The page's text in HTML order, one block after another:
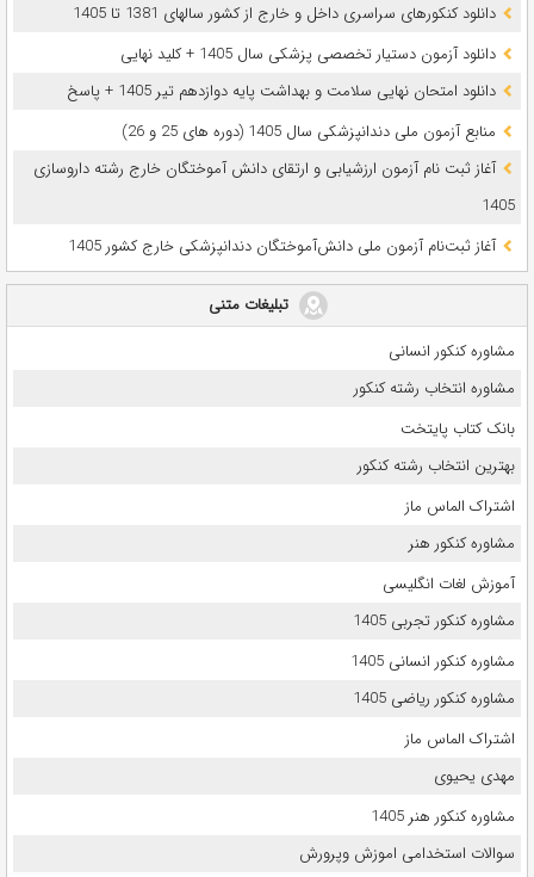
دانلود کنکورهای سراسری داخل و خارج از کشور سالهای 1381 تا 1405
دانلود آزمون دستیار تخصصی پزشکی سال 1405 + کلید نهایی
دانلود امتحان نهایی سلامت و بهداشت پایه دوازدهم تیر 1405 + پاسخ
ﻣﻨﺎﺑﻊ آزﻣﻮن ﻣﻠﯽ دندانپزشکی سال 1405 (دوره های 25 و 26)
آغاز ثبت نام آزمون‌ ارزشیابی و ارتقای دانش آموختگان خارج رشته داروسازی
1405
آغاز ثبت‌نام آزمون ملی دانش‌آموختگان دندانپزشکی خارج کشور 1405
تبلیغات متنی
مشاوره کنکور انسانی
مشاوره انتخاب رشته کنکور
بانک کتاب پایتخت
بهترین انتخاب رشته کنکور
اشتراک الماس ماز
مشاوره کنکور هنر
آموزش لغات انگلیسی
مشاوره کنکور تجربی 1405
مشاوره کنکور انسانی 1405
مشاوره کنکور ریاضی 1405
اشتراک الماس ماز
مهدی یحیوی
مشاوره کنکور هنر 1405
سوالات استخدامی اموزش وپرورش